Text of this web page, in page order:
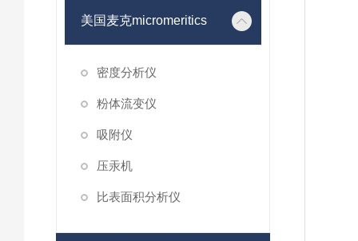
美国麦克micromeritics
密度分析仪
粉体流变仪
吸附仪
压汞机
比表面积分析仪